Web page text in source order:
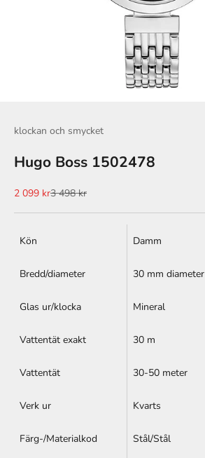
klockan och smycket
Hugo Boss 1502478
REA-pris
2 099 krPris
3 498 kr
Kön Damm
Bredd/diameter 30 mm diameter
Glas ur/klocka Mineral
Vattentät exakt 30 m
Vattentät 30-50 meter
Verk ur Kvarts
Färg-/Materialkod Stål/Stål